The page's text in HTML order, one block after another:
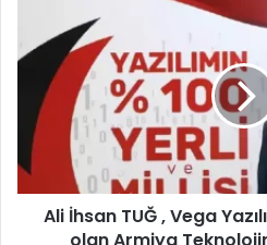
TUĞ
Vega
Yazılım’ın
bölge
dağıtıcısı
olan
Armiya
Teknolojinin
Ali İhsan TUĞ , Vega